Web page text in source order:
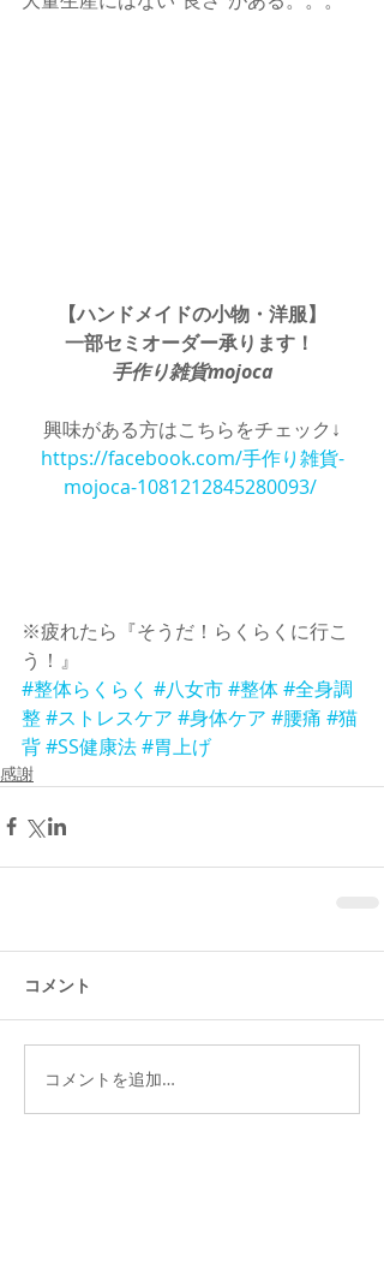
【ハンドメイドの小物・洋服】
一部セミオーダー承ります！
手作り雑貨mojoca
興味がある方はこちらをチェック↓
https://facebook.com/手作り雑貨-
mojoca-1081212845280093/
※疲れたら『そうだ！らくらくに行こ
う！』
#整体らくらく #八女市#整体#全身調
整#ストレスケア #身体ケア #腰痛 #猫
背#SS健康法#胃上げ
感謝
コメント
コメントを追加…